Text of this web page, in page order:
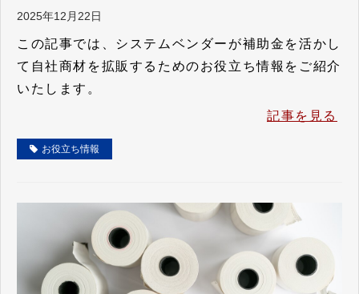
2025年12月22日
この記事では、システムベンダーが補助金を活かし
て自社商材を拡販するためのお役立ち情報をご紹介
いたします。
記事を見る
お役立ち情報